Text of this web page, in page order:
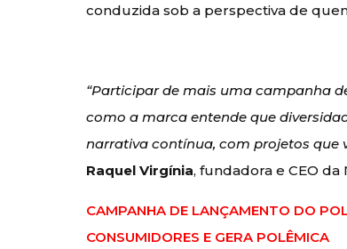
conduzida sob a perspectiva de
“Participar de mais uma campanha
como a marca entende que
narrativa contínua, com projetos que
Raquel Virgínia, fundadora e CEO da
CAMPANHA DE LANÇAMENTO DO
CONSUMIDORES E GERA POLÊMICA